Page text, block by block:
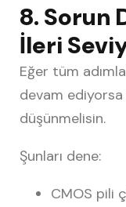
8. Sorun
İleri
Eğer tüm
devam ediyorsa
düşünmelisin.
Şunları dene:
CMOS pili